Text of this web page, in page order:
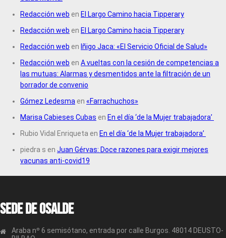
Redacción web en El Largo Camino hacia Tipperary
Redacción web en El Largo Camino hacia Tipperary
Redacción web en Iñigo Jaca: «El Servicio Oficial de Salud»
Redacción web en A vueltas con la cesión de competencias a
las mutuas: Alarmas y desmentidos ante la filtración de un
borrador de convenio
Gómez Ledesma en «Farrachuchos»
Marisa Cabieses Cubas en En el día ‘de la Mujer trabajadora’
Rubio Vidal Enriqueta en En el día ‘de la Mujer trabajadora’
piedra s en Juan Gérvas: Doce razones para exigir mejores
vacunas anti-covid19
Sede de OSALDE
Araba nº 6 semisótano, entrada por calle Burgos. 48014 DEUSTO-